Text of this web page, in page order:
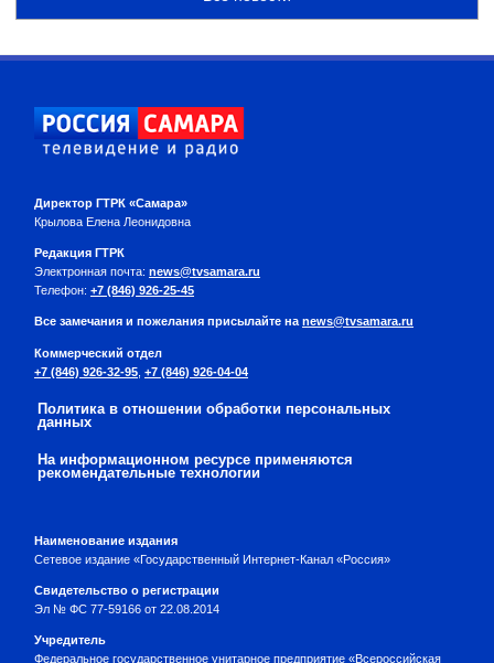
Директор ГТРК «Самара»
Крылова Елена Леонидовна
Редакция ГТРК
Электронная почта: news@tvsamara.ru
Телефон: +7 (846) 926-25-45
Все замечания и пожелания присылайте наnews@tvsamara.ru
Коммерческий отдел
+7 (846) 926-32-95 +7 (846) 926-04-04
Политика в отношении обработки персональных
данных
На информационном ресурсе применяются
рекомендательные технологии
Наименование издания
Сетевое издание «Государственный Интернет-Канал «Россия»
Свидетельство о регистрации
Эл № ФС 77-59166 от 22.08.2014
Учредитель
Федеральное государственное унитарное предприятие «Всероссийская